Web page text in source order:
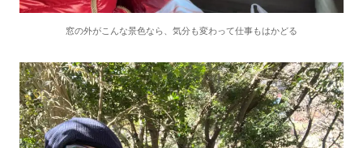
窓の外がこんな景色なら、気分も変わって仕事もはかどる